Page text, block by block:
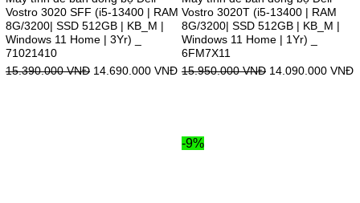
Vostro 3020 SFF (i5-13400 | RAM
8G/3200| SSD 512GB | KB_M |
Windows 11 Home | 3Yr) _
71021410
15.390.000VNĐ 14.690.000 VNĐ
Vostro 3020T (i5-13400 | RAM
8G/3200| SSD 512GB | KB_M |
Windows 11 Home | 1Yr) _
6FM7X11
15.950.000VNĐ 14.090.000 VNĐ
-9%